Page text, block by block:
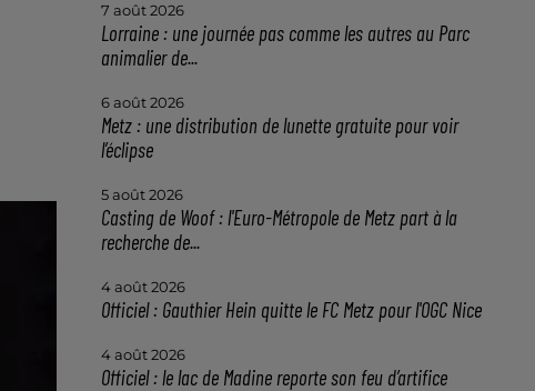
7 août 2026
Lorraine : une journée pas comme les autres au Parc
animalier de...
6 août 2026
Metz : une distribution de lunette gratuite pour voir
l’éclipse
5 août 2026
Casting de Woof : l'Euro-Métropole de Metz part à la
recherche de...
4 août 2026
Officiel : Gauthier Hein quitte le FC Metz pour l'OGC Nice
4 août 2026
Officiel : le lac de Madine reporte son feu d’artifice